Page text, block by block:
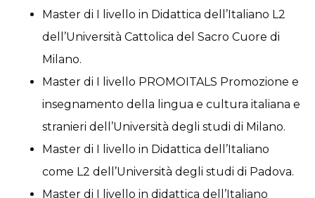
Master di I livello in Didattica dell’Italiano L2
dell’Università Cattolica del Sacro Cuore di
Milano.
Master di I livello PROMOITALS Promozione e
insegnamento della lingua e cultura italiana e
stranieri dell’Università degli studi di Milano.
Master di I livello in Didattica dell’Italiano
come L2 dell’Università degli studi di Padova.
Master di I livello in didattica dell’Italiano